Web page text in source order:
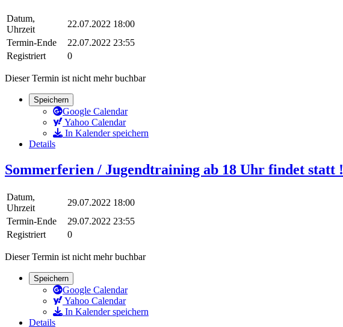
Datum,
Uhrzeit
22.07.2022 18:00
Termin-Ende
22.07.2022 23:55
Registriert
0
Dieser Termin ist nicht mehr buchbar
Speichern
Google Calendar
Yahoo Calendar
In Kalender speichern
Details
Sommerferien / Jugendtraining ab 18 Uhr findet statt !
Datum,
Uhrzeit
29.07.2022 18:00
Termin-Ende
29.07.2022 23:55
Registriert
0
Dieser Termin ist nicht mehr buchbar
Speichern
Google Calendar
Yahoo Calendar
In Kalender speichern
Details